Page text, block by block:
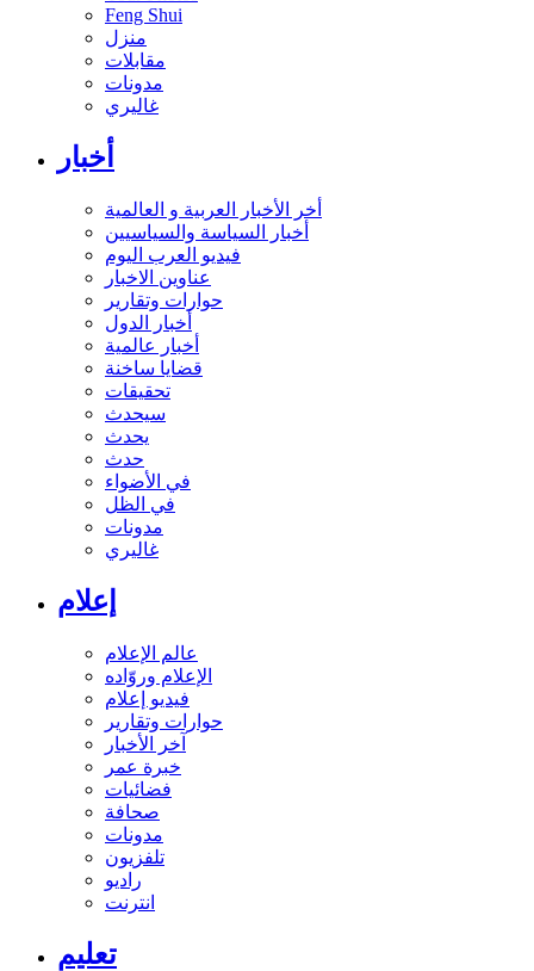
Feng Shui
منزل
مقابلات
مدونات
غاليري
أخبار
أخر الأخبار العربية و العالمية
أخبار السياسة والسياسيين
فيديو العرب اليوم
عناوين الاخبار
حوارات وتقارير
أخبار الدول
أخبار عالمية
قضايا ساخنة
تحقيقات
سيحدث
يحدث
حدث
في الأضواء
في الظل
مدونات
غاليري
إعلام
عالم الإعلام
الإعلام وروّاده
فيديو إعلام
حوارات وتقارير
آخر الأخبار
خبرة عمر
فضائيات
صحافة
مدونات
تلفزيون
راديو
انترنت
تعليم